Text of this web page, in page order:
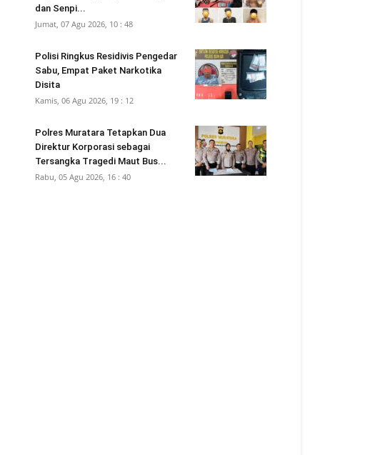
dan Senpi...
Jumat, 07 Agu 2026, 10 : 48
Polisi Ringkus Residivis Pengedar
Sabu, Empat Paket Narkotika
Disita
Kamis, 06 Agu 2026, 19 : 12
Polres Muratara Tetapkan Dua
Direktur Korporasi sebagai
Tersangka Tragedi Maut Bus...
Rabu, 05 Agu 2026, 16 : 40